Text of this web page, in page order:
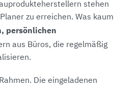
stehen
zu erreichen. Was kaum
persönlichen
aus Büros, die regelmäßig
Die eingeladenen